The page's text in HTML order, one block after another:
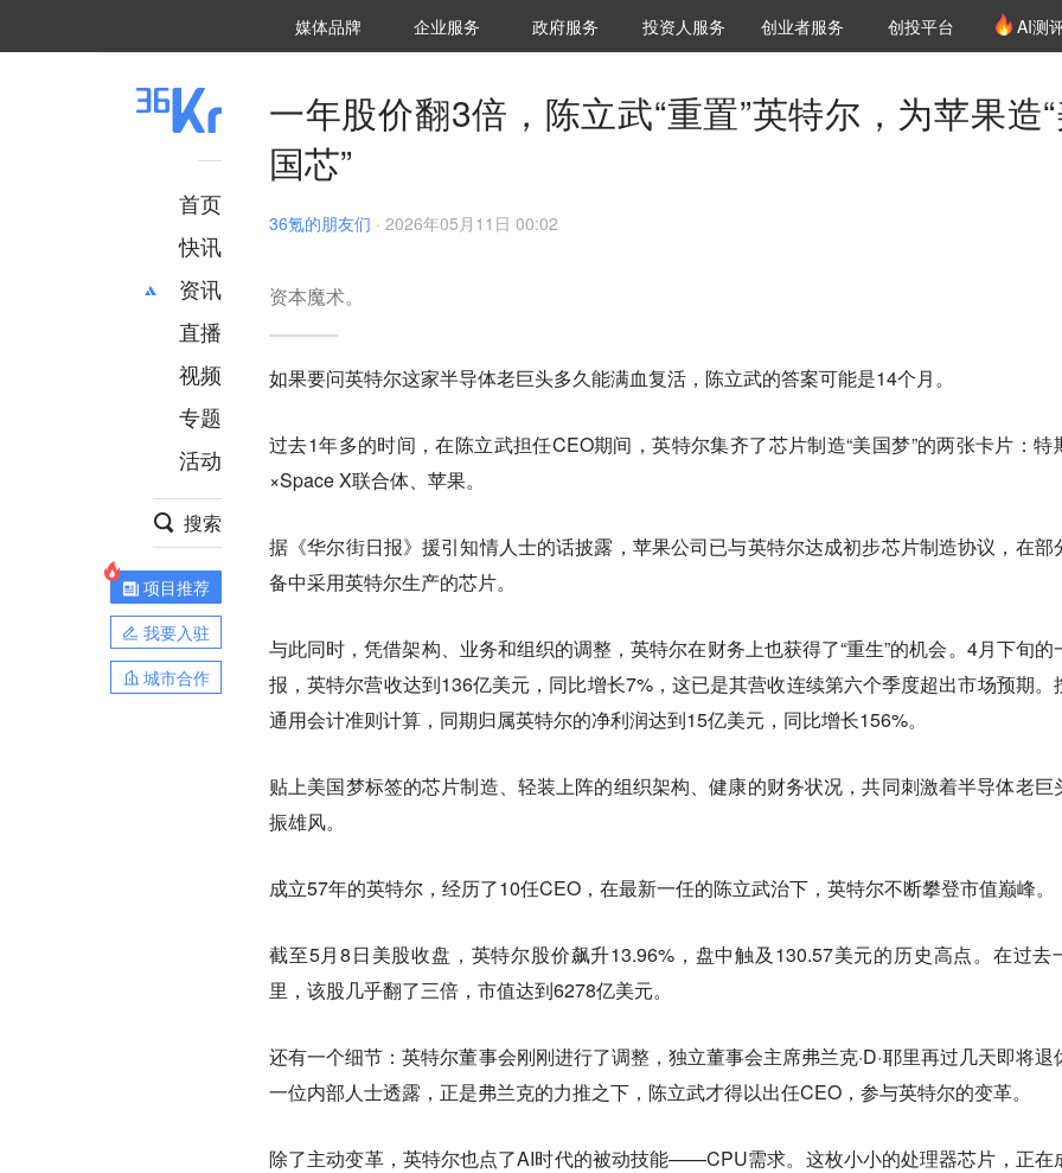
媒体品牌 36Kr研究院
企业服务 城市之窗
政府服务 VClub投资机构库
投资机构职位推介
投资人服务 创投氪堂
创业者服务 创投平台 AI测
首页
快讯
资讯
推荐
财经
项目推荐
安徽
直播
视频
专题
活动
搜索
项目推荐
我要入驻
城市合作
一年股价翻3倍，陈立武“重置”英特尔，为苹果造
国芯”
36氪的朋友们 · 2026年05月11日 00:02
资本魔术。
如果要问英特尔这家半导体老巨头多久能满血复活，陈立武的答案可能是14个月。
过去1年多的时间，在陈立武担任CEO期间，英特尔集齐了芯片制造“美国梦”的两张卡片：特
×Space X联合体、苹果。
据《华尔街日报》援引知情人士的话披露，苹果公司已与英特尔达成初步芯片制造协议，在部
备中采用英特尔生产的芯片。
与此同时，凭借架构、业务和组织的调整，英特尔在财务上也获得了“重生”的机会。4月下旬的
报，英特尔营收达到136亿美元，同比增长7%，这已是其营收连续第六个季度超出市场预期。
通用会计准则计算，同期归属英特尔的净利润达到15亿美元，同比增长156%。
贴上美国梦标签的芯片制造、轻装上阵的组织架构、健康的财务状况，共同刺激着半导体老巨
振雄风。
成立57年的英特尔，经历了10任CEO，在最新一任的陈立武治下，英特尔不断攀登市值巅峰。
截至5月8日美股收盘，英特尔股价飙升13.96%，盘中触及130.57美元的历史高点。在过去
里，该股几乎翻了三倍，市值达到6278亿美元。
还有一个细节：英特尔董事会刚刚进行了调整，独立董事会主席弗兰克·D·耶里再过几天即将退
一位内部人士透露，正是弗兰克的力推之下，陈立武才得以出任CEO，参与英特尔的变革。
除了主动变革，英特尔也点了AI时代的被动技能——CPU需求。这枚小小的处理器芯片，正在